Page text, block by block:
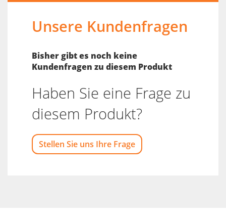
Unsere Kundenfragen
Bisher gibt es noch keine
Kundenfragen zu diesem Produkt
Haben Sie eine Frage zu
diesem Produkt?
Stellen Sie uns Ihre Frage